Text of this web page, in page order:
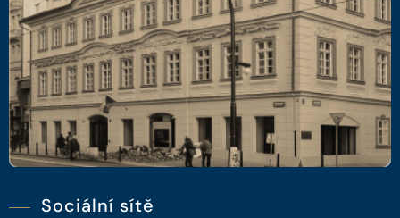
Sociální sítě